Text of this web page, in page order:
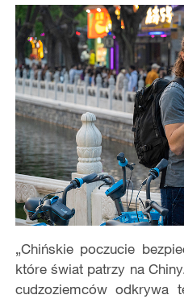
„Chińskie poczucie
które świat patrzy na
cudzoziemców odkrywa